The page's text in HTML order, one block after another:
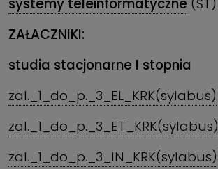
systemy teleinformatyczne (ST)
ZAŁACZNIKI:
studia stacjonarne I stopnia
zal._1_do_p._3_EL_KRK(sylabus)
zal._1_do_p._3_ET_KRK(sylabus)
zal._1_do_p._3_IN_KRK(sylabus)